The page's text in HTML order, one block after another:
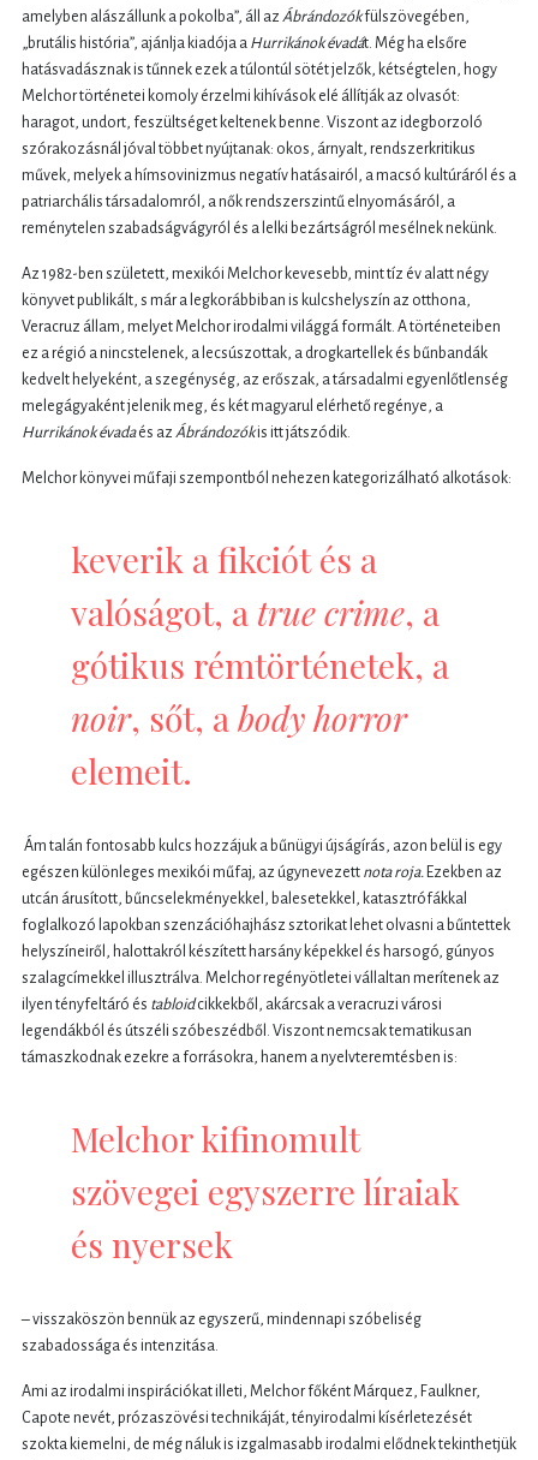
amelyben alászállunk a pokolba”, áll az Ábrándozókfülszövegében,
„brutális história”, ajánlja kiadója a Hurrikánok évadát. Még ha elsőre
hatásvadásznak is tűnnek ezek a túlontúl sötét jelzők, kétségtelen, hogy
Melchor történetei komoly érzelmi kihívások elé állítják az olvasót:
haragot, undort, feszültséget keltenek benne. Viszont az idegborzoló
szórakozásnál jóval többet nyújtanak: okos, árnyalt, rendszerkritikus
művek, melyek a hímsovinizmus negatív hatásairól, a macsó kultúráról és a
patriarchális társadalomról, a nők rendszerszintű elnyomásáról, a
reménytelen szabadságvágyról és a lelki bezártságról mesélnek nekünk.
Az 1982-ben született, mexikói Melchor kevesebb, mint tíz év alatt négy
könyvet publikált, s már a legkorábbiban is kulcshelyszín az otthona,
Veracruz állam, melyet Melchor irodalmi világgá formált. A történeteiben
ez a régió a nincstelenek, a lecsúszottak, a drogkartellek és bűnbandák
kedvelt helyeként, a szegénység, az erőszak, a társadalmi egyenlőtlenség
melegágyaként jelenik meg, és két magyarul elérhető regénye, a
Hurrikánok évadaés az Ábrándozókis itt játszódik.
Melchor könyvei műfaji szempontból nehezen kategorizálható alkotások:
keverik a fikciót és a
valóságot, a true crime, a
gótikus rémtörténetek, a
noir, sőt, abody horror
elemeit.
Ám talán fontosabb kulcs hozzájuk a bűnügyi újságírás, azon belül is egy
egészen különleges mexikói műfaj, az úgynevezett nota roja. Ezekben az
utcán árusított, bűncselekményekkel, balesetekkel, katasztrófákkal
foglalkozó lapokban szenzációhajhász sztorikat lehet olvasni a bűntettek
helyszíneiről, halottakról készített harsány képekkel és harsogó, gúnyos
szalagcímekkel illusztrálva. Melchor regényötletei vállaltan merítenek az
ilyen tényfeltáró és tabloidcikkekből, akárcsak a veracruzi városi
legendákból és útszéli szóbeszédből. Viszont nemcsak tematikusan
támaszkodnak ezekre a forrásokra, hanem a nyelvteremtésben is:
Melchor kifinomult
szövegei egyszerre líraiak
és nyersek
– visszaköszön bennük az egyszerű, mindennapi szóbeliség
szabadossága és intenzitása.
Ami az irodalmi inspirációkat illeti, Melchor főként Márquez, Faulkner,
Capote nevét, prózaszövési technikáját, tényirodalmi kísérletezését
szokta kiemelni, de még náluk is izgalmasabb irodalmi elődnek tekinthetjük